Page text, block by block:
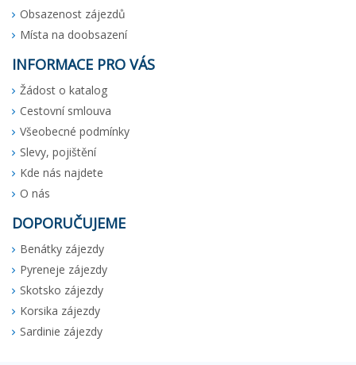
Obsazenost zájezdů
Místa na doobsazení
INFORMACE PRO VÁS
Žádost o katalog
Cestovní smlouva
Všeobecné podmínky
Slevy, pojištění
Kde nás najdete
O nás
DOPORUČUJEME
Benátky zájezdy
Pyreneje zájezdy
Skotsko zájezdy
Korsika zájezdy
Sardinie zájezdy